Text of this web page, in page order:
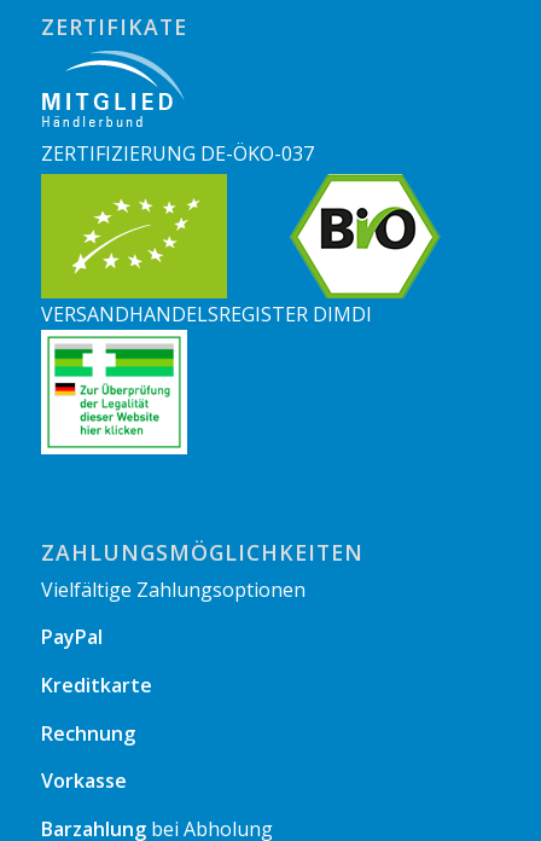
ZERTIFIKATE
ZERTIFIZIERUNG DE-ÖKO-037
VERSANDHANDELSREGISTER DIMDI
ZAHLUNGSMÖGLICHKEITEN
Vielfältige Zahlungsoptionen
PayPal
Kreditkarte
Rechnung
Vorkasse
Barzahlungbei Abholung